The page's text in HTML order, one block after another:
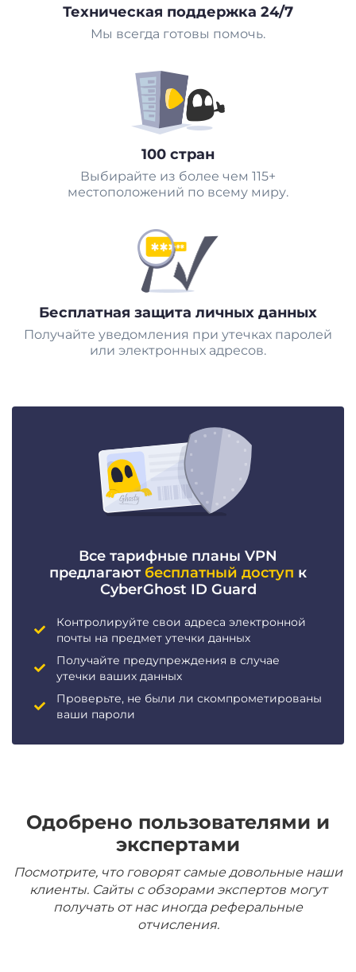
Техническая поддержка 24/7
Мы всегда готовы помочь.
100 стран
Выбирайте из более чем 115+
местоположений по всему миру.
Бесплатная защита личных данных
Получайте уведомления при утечках паролей
или электронных адресов.
Все тарифные планы VPN
предлагают бесплатный доступ к
CyberGhost ID Guard
Контролируйте свои адреса электронной
почты на предмет утечки данных
Получайте предупреждения в случае
утечки ваших данных
Проверьте, не были ли скомпрометированы
ваши пароли
Одобрено пользователями и
экспертами
Посмотрите, что говорят самые довольные наши
клиенты. Сайты с обзорами экспертов могут
получать от нас иногда реферальные
отчисления.